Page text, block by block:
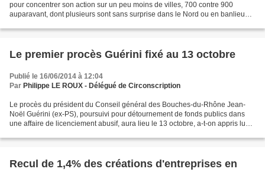
pour concentrer son action sur un peu moins de villes, 700 contre 900
auparavant, dont plusieurs sont sans surprise dans le Nord ou en banlieue
Le premier procès Guérini fixé au 13 octobre
Publié le 16/06/2014 à 12:04
Par Philippe LE ROUX - Délégué de Circonscription
Le procès du président du Conseil général des Bouches-du-Rhône Jean-
Noël Guérini (ex-PS), poursuivi pour détournement de fonds publics dans
une affaire de licenciement abusif, aura lieu le 13 octobre, a-t-on appris lundi
Recul de 1,4% des créations d'entreprises en